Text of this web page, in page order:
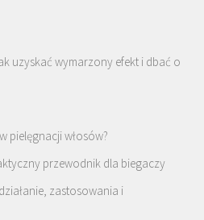
uzyskać wymarzony efekt i dbać o
pielęgnacji włosów?
przewodnik dla biegaczy
zastosowania i